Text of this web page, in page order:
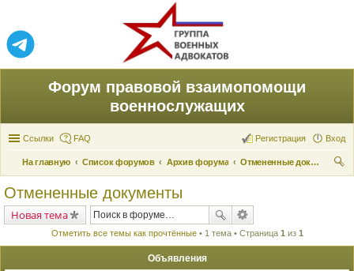
Форум правовой взаимопомощи
военнослужащих
Ссылки FAQ Вход
Регистрация
На главную Список форумов Архив форума
Отмененные документы
Отмененные документы
Новая тема
Отметить все темы как прочтённые• 1 тема • Страница 1 из 1
Объявления